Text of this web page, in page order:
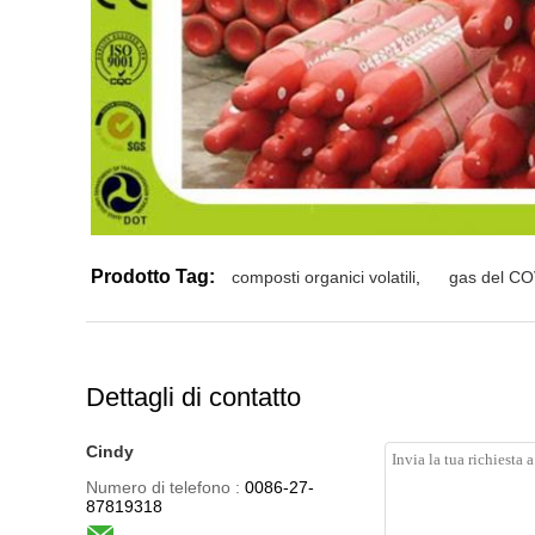
Prodotto Tag: composti organici volatili gas del
Dettagli di contatto
Cindy
Numero di telefono : 0086-27-
87819318